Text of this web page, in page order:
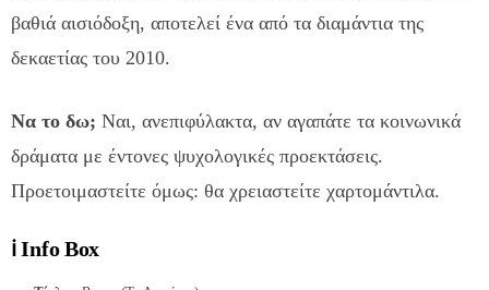
βαθιά αισιόδοξη, αποτελεί ένα από τα διαμάντια της
δεκαετίας του 2010.
Να το δω; Ναι, ανεπιφύλακτα, αν αγαπάτε τα κοινωνικά
δράματα με έντονες ψυχολογικές προεκτάσεις.
Προετοιμαστείτε όμως: θα χρειαστείτε χαρτομάντιλα.
ℹ️ Info Box